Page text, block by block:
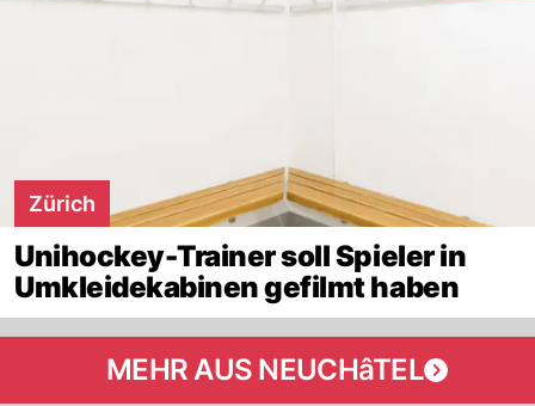
Zürich
Unihockey-Trainer soll Spieler in
Umkleidekabinen gefilmt haben
MEHR AUS NEUCHâTEL